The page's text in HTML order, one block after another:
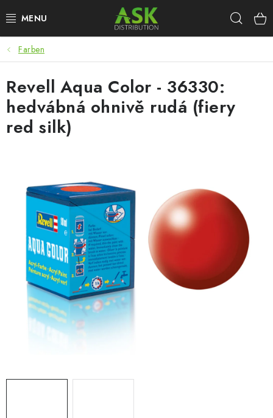
Inhalt
WARHAMMER
ASK PRODUKTE
NEUHEITEN
FARBEN & WERKZEUGE
PUBLIKATIONEN
SKY RIDERS COFFEE
VERKAUFTE MARKEN
Beschwerdeverfahren
Großhandel
Farben
Revell Aqua Color - 36330:
hedvábná ohnivě rudá (fiery
red silk)